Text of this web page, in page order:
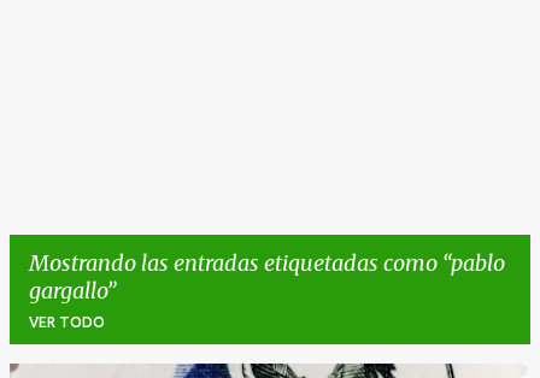
Mostrando las entradas etiquetadas como pablo
gargallo
VER TODO